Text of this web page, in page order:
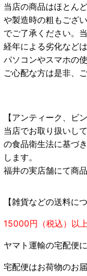
当店の商品はほとん
や製造時の粗もござ
でご了承ください。
経年による劣化など
パソコンやスマホの
ご心配な方は是非、
【アンティーク、ビ
当店でお取り扱いし
の食品衛生法に基づ
します。
福井の実店舗にて商
【雑貨などの送料につ
15000円（税込）以
ヤマト運輸の宅配便
宅配便はお荷物のお